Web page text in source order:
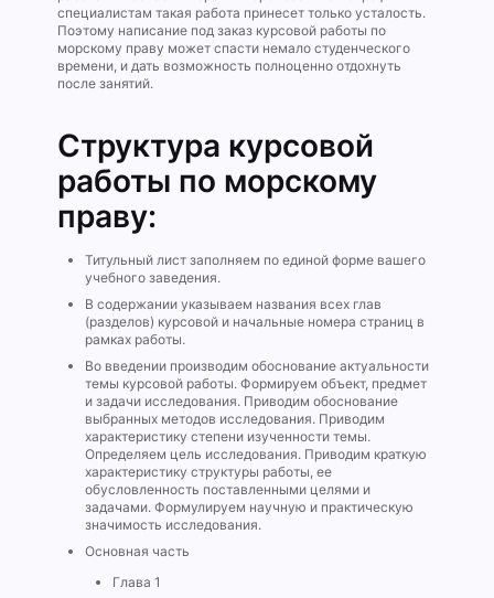
специалистам такая работа принесет только усталость.
Поэтому написание под заказ курсовой работы по
морскому праву может спасти немало студенческого
времени, и дать возможность полноценно отдохнуть
после занятий.
Структура курсовой
работы по морскому
праву:
Титульный лист заполняем по единой форме вашего
учебного заведения.
В содержании указываем названия всех глав
(разделов) курсовой и начальные номера страниц в
рамках работы.
Во введении производим обоснование актуальности
темы курсовой работы. Формируем объект, предмет
и задачи исследования. Приводим обоснование
выбранных методов исследования. Приводим
характеристику степени изученности темы.
Определяем цель исследования. Приводим краткую
характеристику структуры работы, ее
обусловленность поставленными целями и
задачами. Формулируем научную и практическую
значимость исследования.
Основная часть
Глава 1